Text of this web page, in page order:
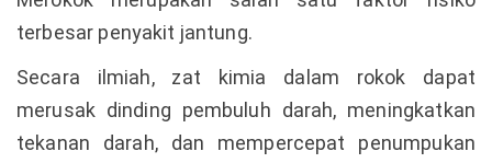
terbesar penyakit jantung.
Secara ilmiah, zat kimia dalam rokok dapat
merusak dinding pembuluh darah, meningkatkan
tekanan darah, dan mempercepat penumpukan